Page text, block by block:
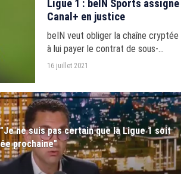
Ligue 1 : beIN Sports assigne
Canal+ en justice
beIN veut obliger la chaîne cryptée
à lui payer le contrat de sous-
licence de 332 millions par an pour
16 juillet 2021
ne suis pas certain que la Ligue 1 soit
prochaine"